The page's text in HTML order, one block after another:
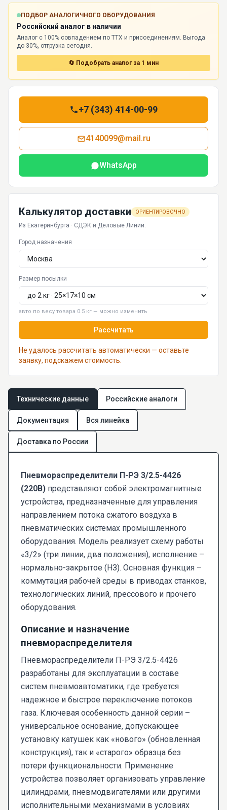
ПОДБОР АНАЛОГИЧНОГО ОБОРУДОВАНИЯ
Российский аналог в наличии
Аналог с 100% совпадением по ТТХ и присоединениям. Выгода
до 30%, отгрузка сегодня.
🔄 Подобрать аналог за 1 мин
+7 (343) 414-00-99
4140099@mail.ru
WhatsApp
Калькулятор доставки ОРИЕНТИРОВОЧНО
Из Екатеринбурга · СДЭК и Деловые Линии.
Город назначения
Размер посылки
авто по весу товара 0.5 кг — можно изменить
Рассчитать
Не удалось рассчитать автоматически — оставьте
заявку, подскажем стоимость.
Технические данные Российские аналоги
Документация Вся линейка
Доставка по России
Пневмораспределители П-РЭ 3/2.5-4426
(220В) представляют собой электромагнитные
устройства, предназначенные для управления
направлением потока сжатого воздуха в
пневматических системах промышленного
оборудования. Модель реализует схему работы
«3/2» (три линии, два положения), исполнение –
нормально-закрытое (НЗ). Основная функция –
коммутация рабочей среды в приводах станков,
технологических линий, прессового и прочего
оборудования.
Описание и назначение
пневмораспределителя
Пневмораспределители П-РЭ 3/2.5-4426
разработаны для эксплуатации в составе
систем пневмоавтоматики, где требуется
надежное и быстрое переключение потоков
газа. Ключевая особенность данной серии –
универсальное основание, допускающее
установку катушек как «нового» (обновленная
конструкция), так и «старого» образца без
потери функциональности. Применение
устройства позволяет организовать управление
цилиндрами, пневмодвигателями или другими
исполнительными механизмами в условиях